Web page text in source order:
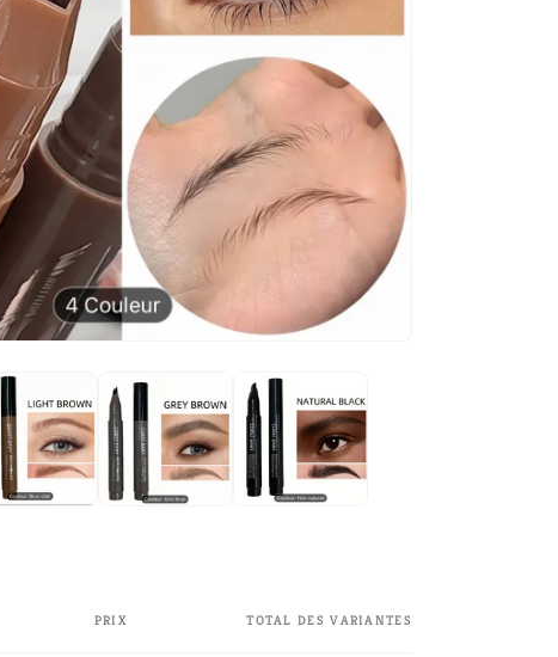
PRIX TOTAL DES VARIANTES